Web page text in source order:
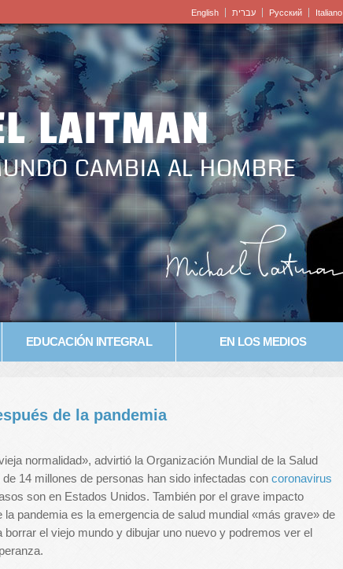
English עברית Pусский Italiano
LAITMAN
CAMBIA AL HOMBRE
EDUCACIÓN INTEGRAL EN LOS MEDIOS
de la pandemia
normalidad», advirtió la Organización Mundial de la Salud
14 millones de personas han sido infectadas con coronavirus
son en Estados Unidos. También por el grave impacto
pandemia es la emergencia de salud mundial «más grave» de
borrar el viejo mundo y dibujar uno nuevo y podremos ver el